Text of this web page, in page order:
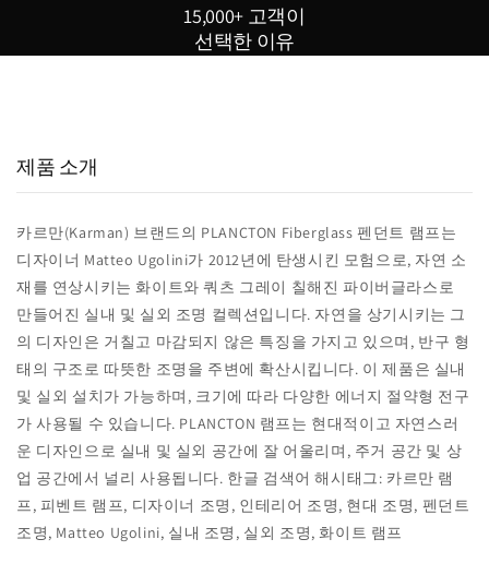
15,000+ 고객이
선택한 이유
제품 소개
카르만(Karman) 브랜드의 PLANCTON Fiberglass 펜던트 램프는
디자이너 Matteo Ugolini가 2012년에 탄생시킨 모험으로, 자연 소
재를 연상시키는 화이트와 쿼츠 그레이 칠해진 파이버글라스로
만들어진 실내 및 실외 조명 컬렉션입니다. 자연을 상기시키는 그
의 디자인은 거칠고 마감되지 않은 특징을 가지고 있으며, 반구 형
태의 구조로 따뜻한 조명을 주변에 확산시킵니다. 이 제품은 실내
및 실외 설치가 가능하며, 크기에 따라 다양한 에너지 절약형 전구
가 사용될 수 있습니다. PLANCTON 램프는 현대적이고 자연스러
운 디자인으로 실내 및 실외 공간에 잘 어울리며, 주거 공간 및 상
업 공간에서 널리 사용됩니다. 한글 검색어 해시태그: 카르만 램
프, 피벤트 램프, 디자이너 조명, 인테리어 조명, 현대 조명, 펜던트
조명, Matteo Ugolini, 실내 조명, 실외 조명, 화이트 램프